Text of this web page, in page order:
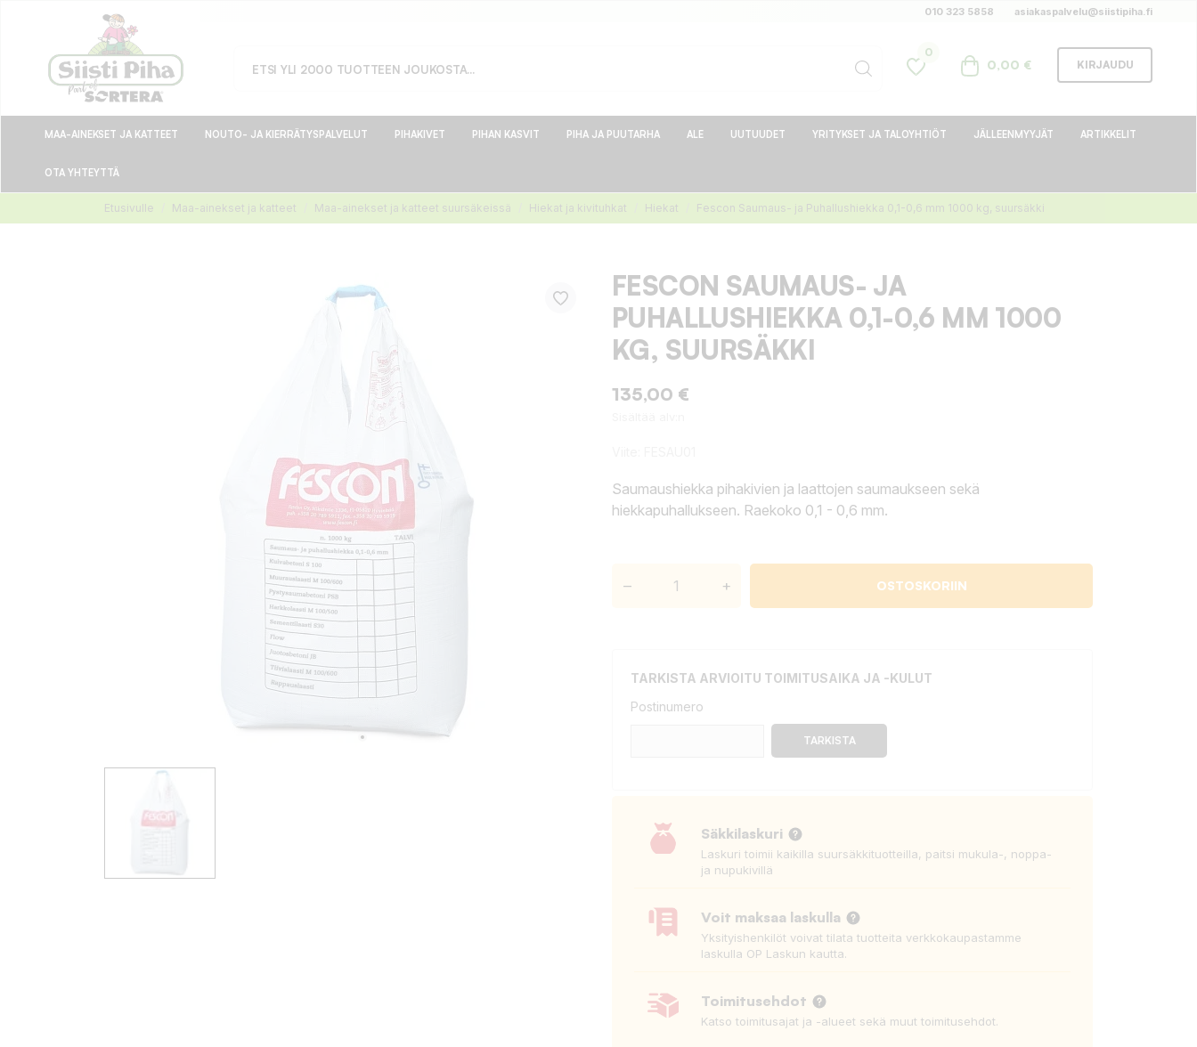
010 323 5858 asiakaspalvelu@siistipiha.fi
0
0,00 € KIRJAUDU
MAA-AINEKSET JA KATTEET NOUTO- JA KIERRÄTYSPALVELUT PIHAKIVET PIHAN KASVIT PIHA JA PUUTARHA ALE UUTUUDET YRITYKSET JA TALOYHTIÖT JÄLLEENMYYJÄT ARTIKKELIT
OTA YHTEYTTÄ
Etusivulle Maa-ainekset ja katteet Maa-ainekset ja katteet suursäkeissä Hiekat ja kivituhkat Hiekat Fescon Saumaus- ja Puhallushiekka 0,1-0,6 mm 1000 kg, suursäkki
FESCON SAUMAUS- JA
PUHALLUSHIEKKA 0,1-0,6 MM 1000
KG, SUURSÄKKI
135,00 €
Saumaushiekka pihakivien ja laattojen saumaukseen sekä
hiekkapuhallukseen. Raekoko 0,1 - 0,6 mm.
– + OSTOSKORIIN
TARKISTA ARVIOITU TOIMITUSAIKA JA -KULUT
Postinumero
TARKISTA
Säkkilaskuri
Laskuri toimii kaikilla suursäkkituotteilla, paitsi mukula-, noppa-
ja nupukivillä
Voit maksaa laskulla
Yksityishenkilöt voivat tilata tuotteita verkkokaupastamme
laskulla OP Laskun kautta.
Toimitusehdot
Katso toimitusajat ja -alueet sekä muut toimitusehdot.